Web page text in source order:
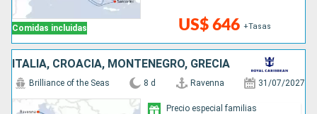
Comidas incluidas US$ 646 +Tasas
ITALIA, CROACIA, MONTENEGRO, GRECIA
Brilliance of the Seas 8 d Ravenna 31/07/2027
Precio especial familias